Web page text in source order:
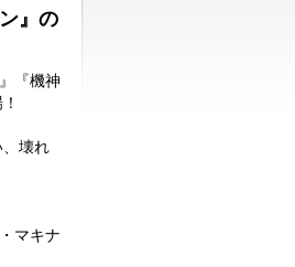
』の
『機神
壊れ
マキナ